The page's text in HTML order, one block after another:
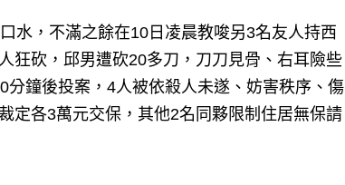
水，不滿之餘在10日凌晨教唆另3名友人持西
狂砍，邱男遭砍20多刀，刀刀見骨、右耳險些
鐘後投案，4人被依殺人未遂、妨害秩序、傷
定各3萬元交保，其他2名同夥限制住居無保請